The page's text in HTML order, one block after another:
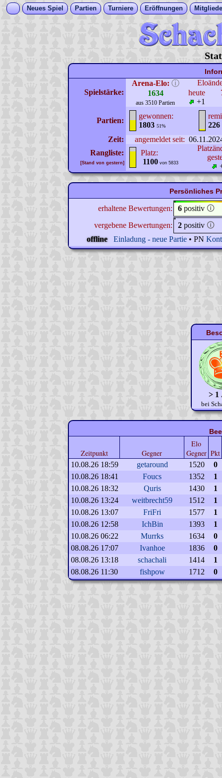
Neues Spiel Partien Turniere Eröffnungen
Spielstärke:
Arena-Elo: ⓘ
1634
aus 3510 Partien
heute
+1
Partien:
gewonnen:
1803 51%
226
Zeit:
angemeldet seit:
Rangliste:
[Stand von gestern]
Platz:
1100 von 5833
Persönliches
erhaltene Bewertungen: 6 positiv 🛈
vergebene Bewertungen:
2 positiv 🛈
offline
Einladung - neue Partie • PN
> 1
bei
Zeitpunkt Gegner
Elo
Gegner Pkt
10.08.26 18:59 getaround 1520
0
10.08.26 18:41
Foucs 1352
1
10.08.26 18:32
Quris 1430
1
10.08.26 13:24
weitbrecht59 1512
1
10.08.26 13:07
FriFri 1577
1
10.08.26 12:58
IchBin 1393
1
10.08.26 06:22
Murrks 1634
0
08.08.26 17:07
Ivanhoe 1836
0
08.08.26 13:18
schachali 1414
1
08.08.26 11:30
fishpow 1712 0